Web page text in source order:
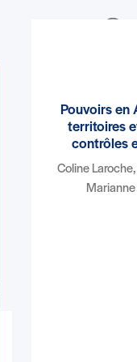
Pouvoirs en
territoires
contrôles
Coline